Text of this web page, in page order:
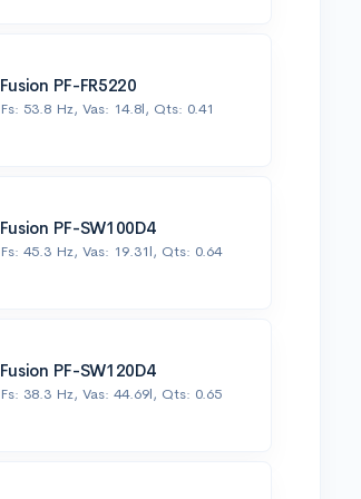
Fusion PF-FR5220
Fs: 53.8 Hz, Vas: 14.8l, Qts: 0.41
Fusion PF-SW100D4
Fs: 45.3 Hz, Vas: 19.31l, Qts: 0.64
Fusion PF-SW120D4
Fs: 38.3 Hz, Vas: 44.69l, Qts: 0.65